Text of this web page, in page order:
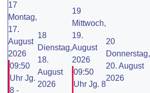
17
Montag,
17.
August
2026
09:50
Uhr Jg.
8 -
18
Dienstag,
18.
August
2026
19
Mittwoch,
19.
August
2026
09:50
Uhr Jg. 8
20
Donnerstag,
20. August
2026